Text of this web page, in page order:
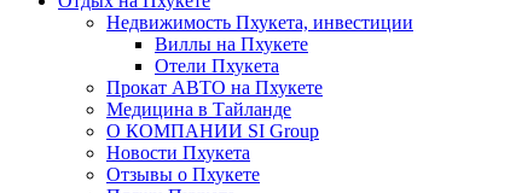
Недвижимость Пхукета, инвестиции
Виллы на Пхукете
Отели Пхукета
Прокат АВТО на Пхукете
Медицина в Тайланде
О КОМПАНИИ SI Group
Новости Пхукета
Отзывы о Пхукете